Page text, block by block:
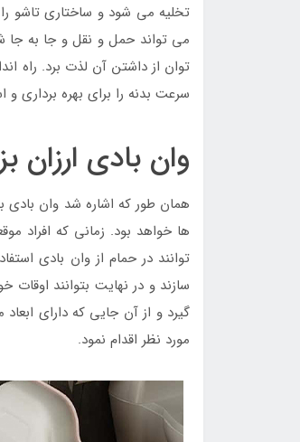
تخلیه می شود و ساختاری تاشو
می تواند حمل و نقل و جا به جا
توان از داشتن آن لذت برد. راه
سرعت بدنه را برای بهره برداری و
وان بادی ارزان
همان طور که اشاره شد وان بادی
ها خواهد بود. زمانی که افراد
توانند در حمام از وان بادی
سازند و در نهایت بتوانند
گیرد و از آن جایی که دارای
مورد نظر اقدام نمود.